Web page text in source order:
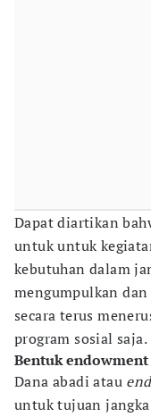
Dapat diartikan
untuk untuk
kebutuhan dalam
mengumpulkan
secara terus
program sosial saja.
Bentuk
Dana abadi atau
untuk tujuan